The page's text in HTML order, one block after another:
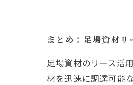
まとめ：足場資材
足場資材のリース活
材を迅速に調達可能